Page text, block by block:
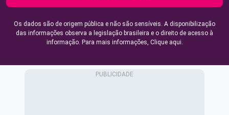
Os dados são de origem pública e não são sensíveis. A disponibilização
das informações observa a legislação brasileira e o direito de acesso à
informação. Para mais informações, Clique aqui.